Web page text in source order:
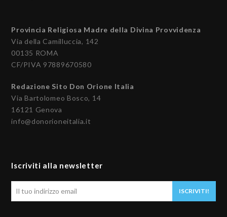
Provincia Religiosa Madre della Divina Provvidenza
Via della Camilluccia, 142
00135 ROMA
CF/PIVA 97889670580
Redazione Sito Don Orione Italia
Via Bartolomeo Bosco, 14
16121 Genova
info@donorioneitalia.it
Iscriviti alla newsletter
ISCRIVITI!